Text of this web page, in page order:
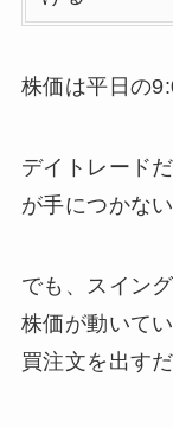
株価は平日の
デイトレード
が手につかな
でも、スイン
株価が動いて
買注文を出すだ